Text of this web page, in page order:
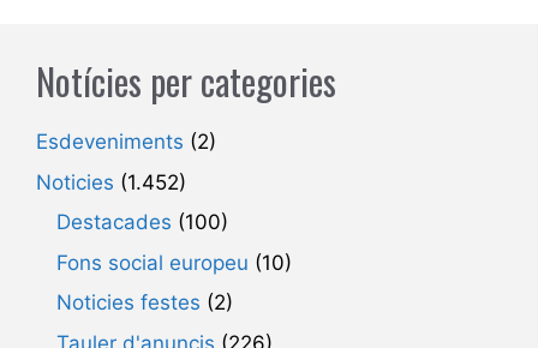
Notícies per categories
Esdeveniments (2)
Noticies (1.452)
Destacades (100)
Fons social europeu (10)
Noticies festes (2)
Tauler d'anuncis (226)